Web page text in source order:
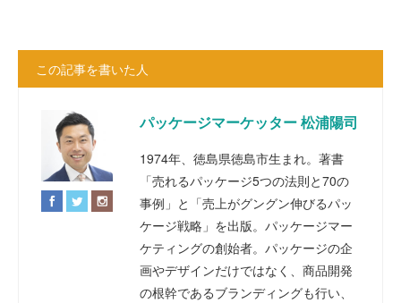
この記事を書いた人
パッケージマーケッター 松浦陽司
1974年、徳島県徳島市生まれ。著書
「売れるパッケージ5つの法則と70の
事例」と「売上がグングン伸びるパッ
ケージ戦略」を出版。パッケージマー
ケティングの創始者。パッケージの企
画やデザインだけではなく、商品開発
の根幹であるブランディングも行い、